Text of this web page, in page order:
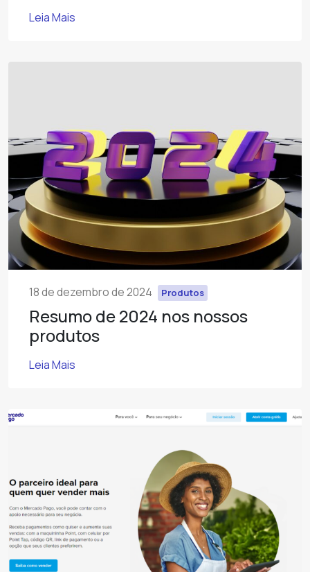
Leia Mais
18 de dezembro de 2024 Produtos
Resumo de 2024 nos nossos
produtos
Leia Mais